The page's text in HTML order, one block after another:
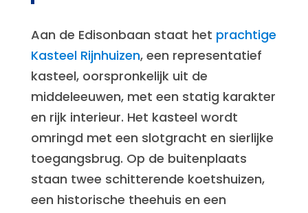
Aan de Edisonbaan staat het prachtige
Kasteel Rijnhuizen, een representatief
kasteel, oorspronkelijk uit de
middeleeuwen, met een statig karakter
en rijk interieur. Het kasteel wordt
omringd met een slotgracht en sierlijke
toegangsbrug. Op de buitenplaats
staan twee schitterende koetshuizen,
een historische theehuis en een